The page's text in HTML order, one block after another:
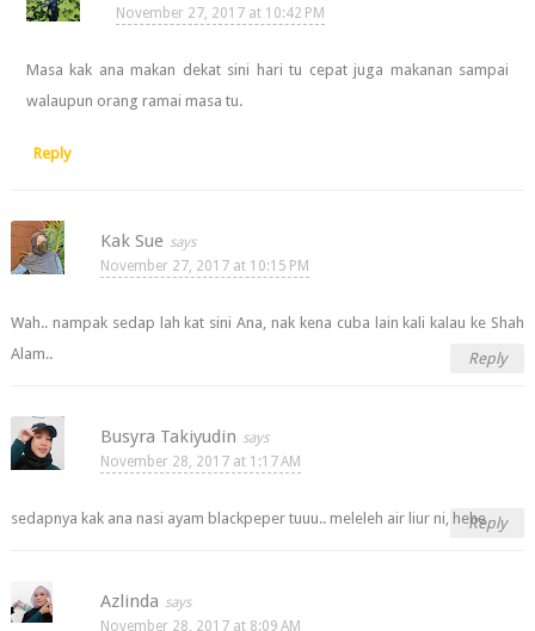
November 27, 2017 at 10:42 PM
Masa kak ana makan dekat sini hari tu cepat juga makanan sampai
walaupun orang ramai masa tu.
Reply
Kak Sue
November 27, 2017 at 10:15 PM
Wah.. nampak sedap lah kat sini Ana, nak kena cuba lain kali kalau ke Shah
Alam..
Reply
Busyra Takiyudin
November 28, 2017 at 1:17 AM
sedapnya kak ana nasi ayam blackpeper tuuu.. meleleh air liur ni, heheReply
Azlinda
November 28, 2017 at 8:09 AM